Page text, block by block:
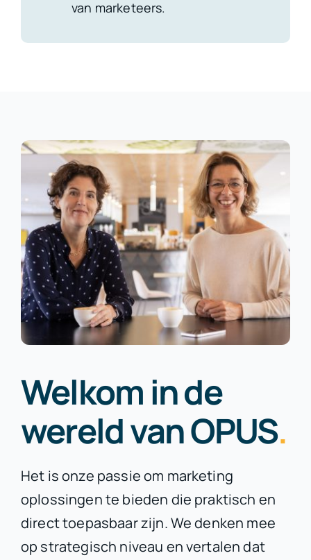
van marketeers.
Welkom in de
wereld van OPUS.
Het is onze passie om marketing
oplossingen te bieden die praktisch en
direct toepasbaar zijn. We denken mee
op strategisch niveau en vertalen dat